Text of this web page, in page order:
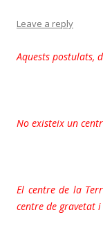
Leave a reply
Aquests postulats,
No existeix un
El centre de la
centre de gravetat i